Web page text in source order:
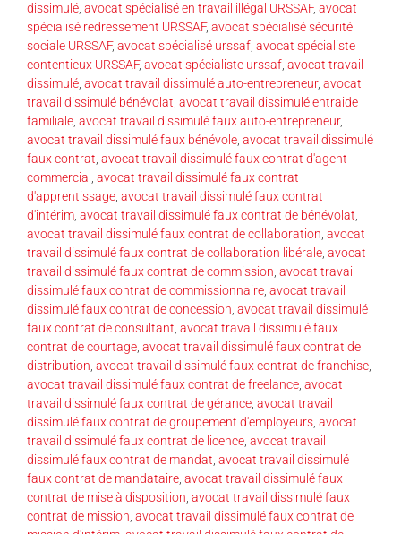
dissimulé, avocat spécialisé en travail illégal URSSAF, avocat
spécialisé redressement URSSAF, avocat spécialisé sécurité
sociale URSSAF, avocat spécialisé urssaf, avocat spécialiste
contentieux URSSAF, avocat spécialiste urssaf, avocat travail
dissimulé, avocat travail dissimulé auto-entrepreneur, avocat
travail dissimulé bénévolat, avocat travail dissimulé entraide
familiale, avocat travail dissimulé faux auto-entrepreneur,
avocat travail dissimulé faux bénévole, avocat travail dissimulé
faux contrat, avocat travail dissimulé faux contrat d'agent
commercial , avocat travail dissimulé faux contrat
d'apprentissage, avocat travail dissimulé faux contrat
d'intérim, avocat travail dissimulé faux contrat de bénévolat,
avocat travail dissimulé faux contrat de collaboration, avocat
travail dissimulé faux contrat de collaboration libérale, avocat
travail dissimulé faux contrat de commission, avocat travail
dissimulé faux contrat de commissionnaire, avocat travail
dissimulé faux contrat de concession, avocat travail dissimulé
faux contrat de consultant, avocat travail dissimulé faux
contrat de courtage, avocat travail dissimulé faux contrat de
distribution, avocat travail dissimulé faux contrat de franchise,
avocat travail dissimulé faux contrat de freelance, avocat
travail dissimulé faux contrat de gérance, avocat travail
dissimulé faux contrat de groupement d'employeurs, avocat
travail dissimulé faux contrat de licence, avocat travail
dissimulé faux contrat de mandat, avocat travail dissimulé
faux contrat de mandataire, avocat travail dissimulé faux
contrat de mise à disposition, avocat travail dissimulé faux
contrat de mission, avocat travail dissimulé faux contrat de